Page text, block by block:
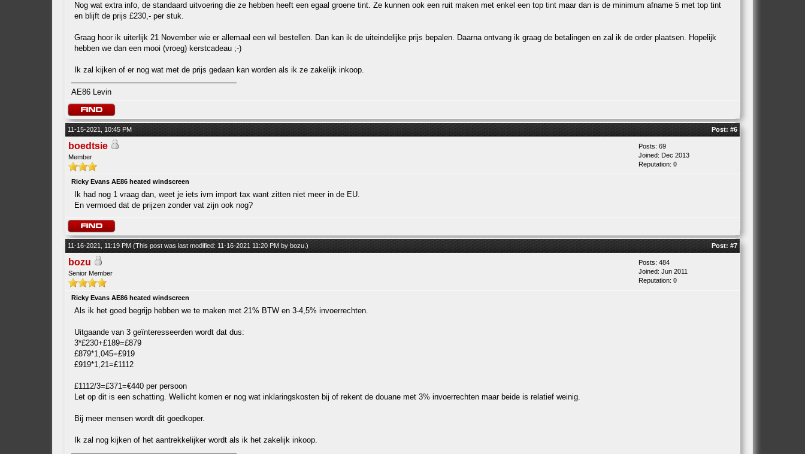
Nog wat extra info, de standaard uitvoering die ze hebben heeft een egaal groene tint. Ze kunnen ook een ruit maken met enkel een top tint maar dan is de minimum afname 5 met top tint
en blijft de prijs £230,- per stuk.
Graag hoor ik uiterlijk 21 November wie er allemaal een wil bestellen. Dan kan ik de uiteindelijke prijs bepalen. Daarna ontvang ik graag de betalingen en zal ik de order plaatsen. Hopelijk
hebben we dan een mooi (vroeg) kerstcadeau ;-)
Ik zal kijken of er nog wat met de prijs gedaan kan worden als ik ze zakelijk inkoop.
AE86 Levin
11-15-2021, 10:45 PM Post: #6
boedtsie
Member
Posts: 69
Joined: Dec 2013
Reputation: 0
Ricky Evans AE86 heated windscreen
Ik had nog 1 vraag dan, weet je iets ivm import tax want zitten niet meer in de EU.
En vermoed dat de prijzen zonder vat zijn ook nog?
11-16-2021, 11:19 PM (This post was last modified: 11-16-2021 11:20 PM by bozu.) Post: #7
bozu
Senior Member
Posts: 484
Joined: Jun 2011
Reputation: 0
Ricky Evans AE86 heated windscreen
Als ik het goed begrijp hebben we te maken met 21% BTW en 3-4,5% invoerrechten.
Uitgaande van 3 geïnteresseerden wordt dat dus:
3*£230+£189=£879
£879*1,045=£919
£919*1,21=£1112
£1112/3=£371=€440 per persoon
Let op dit is een schatting. Wellicht komen er nog wat inklaringskosten bij of rekent de douane met 3% invoerrechten maar beide is relatief weinig.
Bij meer mensen wordt dit goedkoper.
Ik zal nog kijken of het aantrekkelijker wordt als ik het zakelijk inkoop.